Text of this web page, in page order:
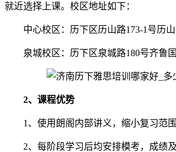
就近选择上课。校区地址如下：
中心校区：历下区历山路173-1号历
泉城校区：历下区泉城路180号齐鲁
2、课程优势
1、使用朗阁内部讲义，缩小复习范围
2、每阶段学习后均安排模考，成绩